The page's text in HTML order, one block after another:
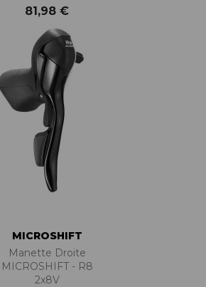
81,98 €
MICROSHIFT
Manette Droite
MICROSHIFT - R8
2x8V